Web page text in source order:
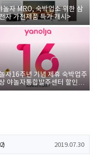
놀자 MRO, 숙박업소 위한 삼
자 가전제품 특가 개시>
자16주년 기념 제휴 숙박업주
야놀자통합발주센터 할인쿠
정
2019.07.30